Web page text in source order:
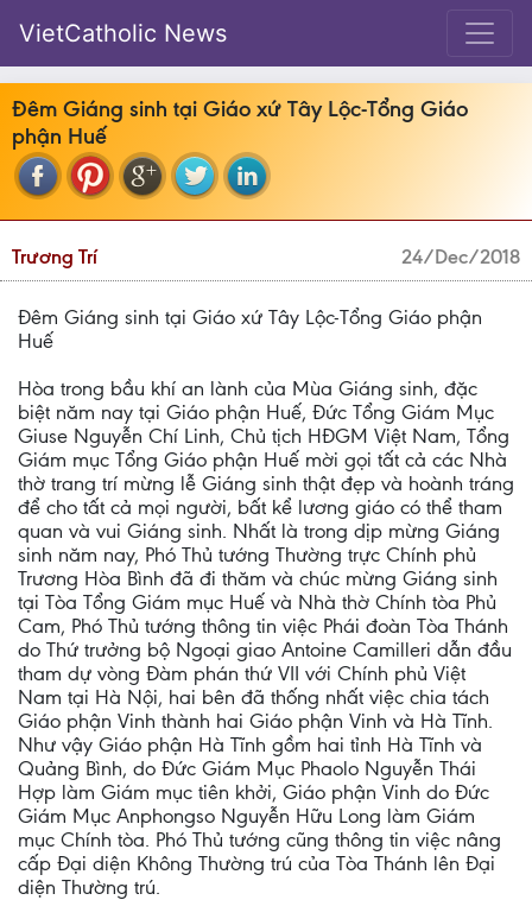
VietCatholic News
Đêm Giáng sinh tại Giáo xứ Tây Lộc-Tổng Giáo
phận Huế
Trương Trí 24/Dec/2018
Đêm Giáng sinh tại Giáo xứ Tây Lộc-Tổng Giáo phận
Huế
Hòa trong bầu khí an lành của Mùa Giáng sinh, đặc
biệt năm nay tại Giáo phận Huế, Đức Tổng Giám Mục
Giuse Nguyễn Chí Linh, Chủ tịch HĐGM Việt Nam, Tổng
Giám mục Tổng Giáo phận Huế mời gọi tất cả các Nhà
thờ trang trí mừng lễ Giáng sinh thật đẹp và hoành tráng
để cho tất cả mọi người, bất kể lương giáo có thể tham
quan và vui Giáng sinh. Nhất là trong dịp mừng Giáng
sinh năm nay, Phó Thủ tướng Thường trực Chính phủ
Trương Hòa Bình đã đi thăm và chúc mừng Giáng sinh
tại Tòa Tổng Giám mục Huế và Nhà thờ Chính tòa Phủ
Cam, Phó Thủ tướng thông tin việc Phái đoàn Tòa Thánh
do Thứ trưởng bộ Ngoại giao Antoine Camilleri dẫn đầu
tham dự vòng Đàm phán thứ VII với Chính phủ Việt
Nam tại Hà Nội, hai bên đã thống nhất việc chia tách
Giáo phận Vinh thành hai Giáo phận Vinh và Hà Tĩnh.
Như vậy Giáo phận Hà Tĩnh gồm hai tỉnh Hà Tĩnh và
Quảng Bình, do Đức Giám Mục Phaolo Nguyễn Thái
Hợp làm Giám mục tiên khởi, Giáo phận Vinh do Đức
Giám Mục Anphongso Nguyễn Hữu Long làm Giám
mục Chính tòa. Phó Thủ tướng cũng thông tin việc nâng
cấp Đại diện Không Thường trú của Tòa Thánh lên Đại
diện Thường trú.